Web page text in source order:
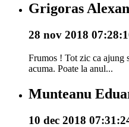
Grigoras
28 nov 2018
Frumos ! Tot zic ca ajung
acuma. Poate la anul...
Munteanu
10 dec 2018